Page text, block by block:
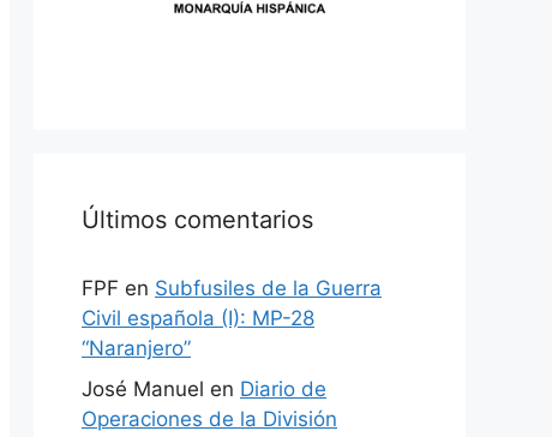
Últimos comentarios
FPF en Subfusiles de la Guerra
Civil española (I): MP-28
“Naranjero”
José Manuel en Diario de
Operaciones de la División